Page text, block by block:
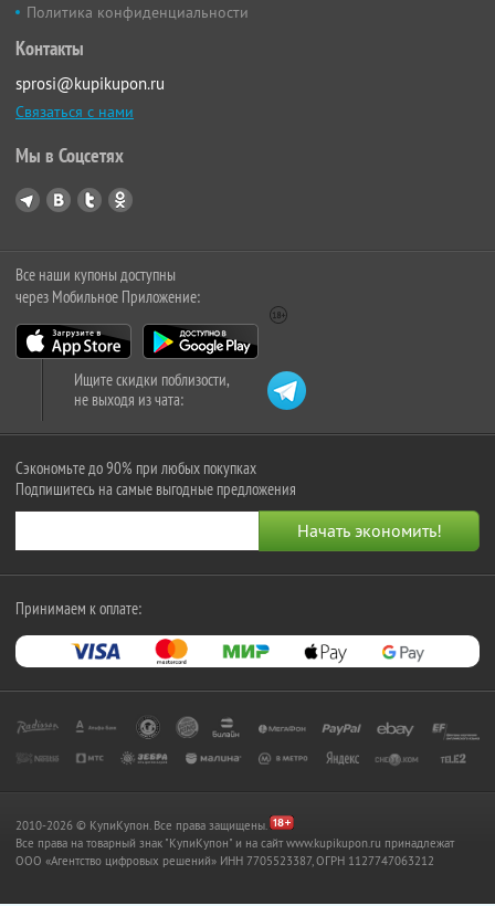
Политика конфиденциальности
Контакты
sprosi@kupikupon.ru
Связаться с нами
Мы в Соцсетях
Все наши купоны доступны
через Мобильное Приложение:
Ищите скидки поблизости,
не выходя из чата:
Сэкономьте до 90% при любых покупках
Подпишитесь на самые выгодные предложения
Принимаем к оплате:
2010-2026 © КупиКупон. Все права защищены.
Все права на товарный знак "КупиКупон" и на сайт www.kupikupon.ru принадлежат
OOO «Агентство цифровых решений» ИНН 7705523387, ОГРН 1127747063212